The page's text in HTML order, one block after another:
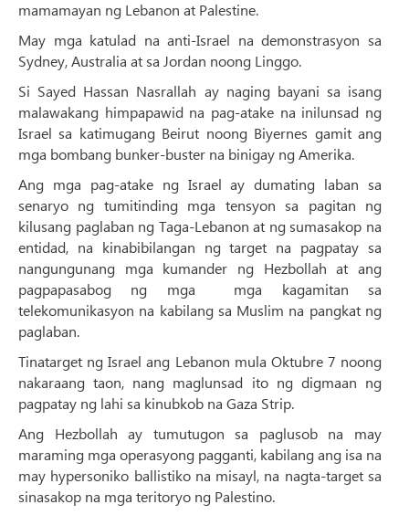
mamamayan ng Lebanon at Palestine.
May mga katulad na anti-Israel na demonstrasyon sa
Sydney, Australia at sa Jordan noong Linggo.
Si Sayed Hassan Nasrallah ay naging bayani sa isang
malawakang himpapawid na pag-atake na inilunsad ng
Israel sa katimugang Beirut noong Biyernes gamit ang
mga bombang bunker-buster na binigay ng Amerika.
Ang mga pag-atake ng Israel ay dumating laban sa
senaryo ng tumitinding mga tensyon sa pagitan ng
kilusang paglaban ng Taga-Lebanon at ng sumasakop na
entidad, na kinabibilangan ng target na pagpatay sa
nangungunang mga kumander ng Hezbollah at ang
pagpapasabog ng mga
mga kagamitan sa
telekomunikasyon na kabilang sa Muslim na pangkat ng
paglaban.
Tinatarget ng Israel ang Lebanon mula Oktubre 7 noong
nakaraang taon, nang maglunsad ito ng digmaan ng
pagpatay ng lahi sa kinubkob na Gaza Strip.
Ang Hezbollah ay tumutugon sa paglusob na may
maraming mga operasyong pagganti, kabilang ang isa na
may hypersoniko ballistiko na misayl, na nagta-target sa
sinasakop na mga teritoryo ng Palestino.